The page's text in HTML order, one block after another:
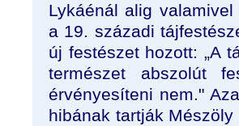
Lykáénál alig
a 19. századi
új festészet hozott: „A
természet abszolút
érvényesíteni nem."
hibának tartják